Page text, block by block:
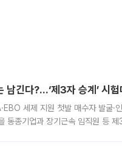
남긴다?…‘제3자 승계’ 시
세제 지원 첫발 매수자 발굴·
동종기업과 장기근속 임직원 등